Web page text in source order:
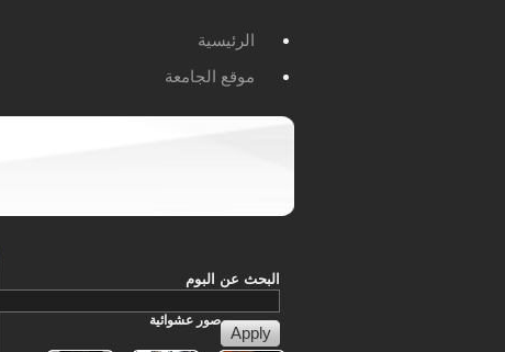
الرئيسية
موقع الجامعة
البحث عن البوم
صور عشوائية